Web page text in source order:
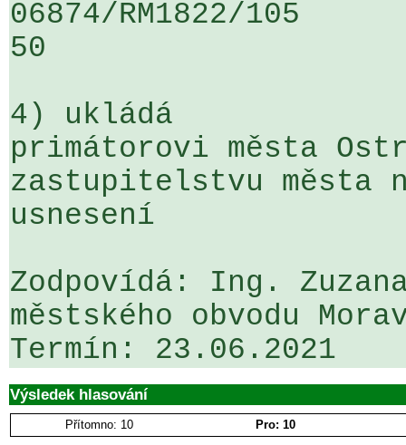
06874/RM1822/
50
4) ukládá
primátorovi města
zastupitelstvu města
usnesení
Zodpovídá: Ing.
městského obvodu
Výsledek hlasování
Přítomno: 10 Pro: 10